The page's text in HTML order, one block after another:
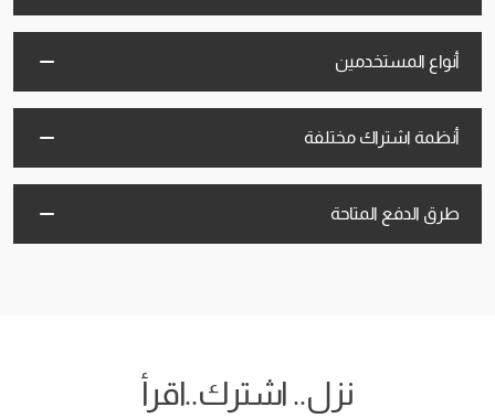
أنواع المستخدمين
أنظمة اشتراك مختلفة
طرق الدفع المتاحة
نزل.. اشترك..اقرأ